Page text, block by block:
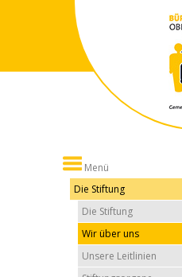
Menü
Die Stiftung
Die Stiftung
Wir über uns
Unsere Leitlinien